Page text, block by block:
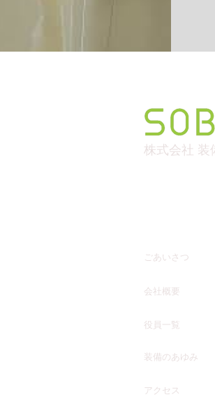
株式会社 装
​ごあいさつ
​会社概要
​役員一覧
​装備のあゆみ
​アクセス